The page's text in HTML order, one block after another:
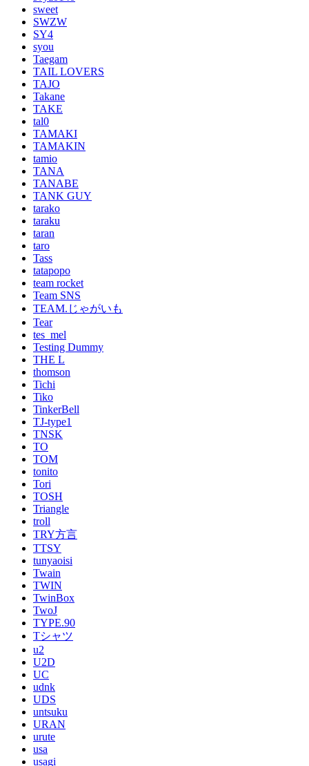
sweet
SWZW
SY4
syou
Taegam
TAIL LOVERS
TAJO
Takane
TAKE
tal0
TAMAKI
TAMAKIN
tamio
TANA
TANABE
TANK GUY
tarako
taraku
taran
taro
Tass
tatapopo
team rocket
Team SNS
TEAM.じゃがいも
Tear
tes_mel
Testing Dummy
THE L
thomson
Tichi
Tiko
TinkerBell
TJ-type1
TNSK
TO
TOM
tonito
Tori
TOSH
Triangle
troll
TRY方言
TTSY
tunyaoisi
Twain
TWIN
TwinBox
TwoJ
TYPE.90
Tシャツ
u2
U2D
UC
udnk
UDS
untsuku
URAN
urute
usa
usagi